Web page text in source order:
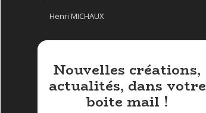
Henri MICHAUX
Nouvelles créations,
actualités, dans votre
boite mail !